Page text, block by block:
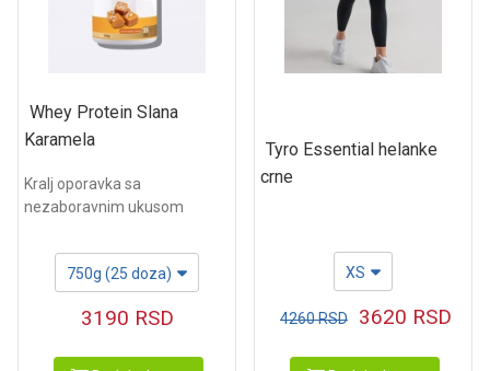
Whey Protein Slana
Karamela
Kralj oporavka sa
nezaboravnim ukusom
750g (25 doza)
3190 RSD
Tyro Essential helanke
crne
XS
4260RSD 3620 RSD